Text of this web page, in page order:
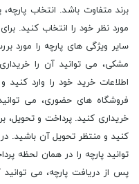
برند متفاوت باشد. انتخاب
مورد نظر خود را انتخاب کنید.
سایر ویژگی های پارچه را مورد
مشکی، می توانید آن را
اطلاعات خرید خود را وارد
فروشگاه های حضوری، می
خریداری کنید. پرداخت و تحویل،
کنید و منتظر تحویل آن باشید.
توانید پارچه را در همان لحظه
پس از دریافت پارچه، می